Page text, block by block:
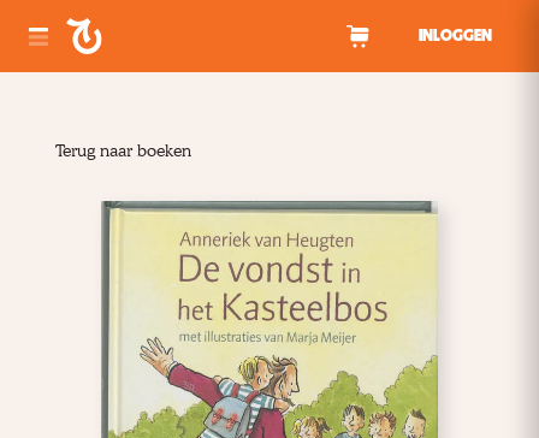
INLOGGEN
Terug naar boeken